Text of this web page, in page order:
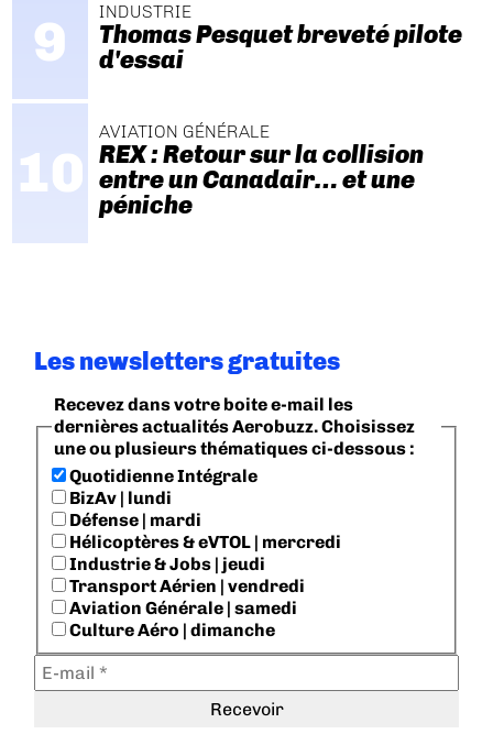
INDUSTRIE
Thomas Pesquet breveté pilote
d'essai
AVIATION GÉNÉRALE
REX : Retour sur la collision
entre un Canadair… et une
péniche
Les newsletters gratuites
Recevez dans votre boite e-mail les
dernières actualités Aerobuzz. Choisissez
une ou plusieurs thématiques ci-dessous :
Quotidienne Intégrale
BizAv | lundi
Défense | mardi
Hélicoptères & eVTOL | mercredi
Industrie & Jobs | jeudi
Transport Aérien | vendredi
Aviation Générale | samedi
Culture Aéro | dimanche